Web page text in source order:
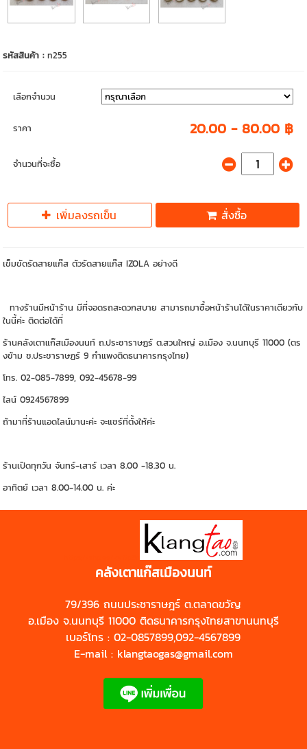
รหัสสินค้า :n255
เลือกจำนวน
ราคา 20.00 - 80.00 ฿
จำนวนที่จะซื้อ
เพิ่มลงรถเข็น สั่งซื้อ
เข็มขัดรัดสายแก๊ส ตัวรัดสายแก๊ส IZOLA อย่างดี
ทางร้านมีหน้าร้าน มีที่จอดรถสะดวกสบาย สามารถมาซื้อหน้าร้านได้ในราคาเดียวกับ
ในนี้ค่ะ ติดต่อได้ที่
ร้านคลังเตาแก๊สเมืองนนท์ ถ.ประชาราษฏร์ ต.สวนใหญ่ อ.เมือง จ.นนทบุรี 11000 (ตร
งข้าม ซ.ประชาราษฏร์ 9 กำแพงติดธนาคารกรุงไทย)
โทร. 02-085-7899, 092-45678-99
ไลน์ 0924567899
ถ้ามาที่ร้านแอดไลน์มานะค่ะ จะแชร์ที่ตั้งให้ค่ะ
ร้านเปิดทุกวัน จันทร์-เสาร์ เวลา 8.00 -18.30 น.
อาทิตย์ เวลา 8.00-14.00 น. ค่ะ
https://shp.ee/zyftp3n
คลังเตาแก๊สเมืองนนท์
79/396 ถนนประชาราษฎร์ ต.ตลาดขวัญ
อ.เมือง จ.นนทบุรี 11000 ติดธนาคารกรุงไทยสาขานนทบุรี
เบอร์โทร : 02-0857899,092-4567899
E-mail : klangtaogas@gmail.com